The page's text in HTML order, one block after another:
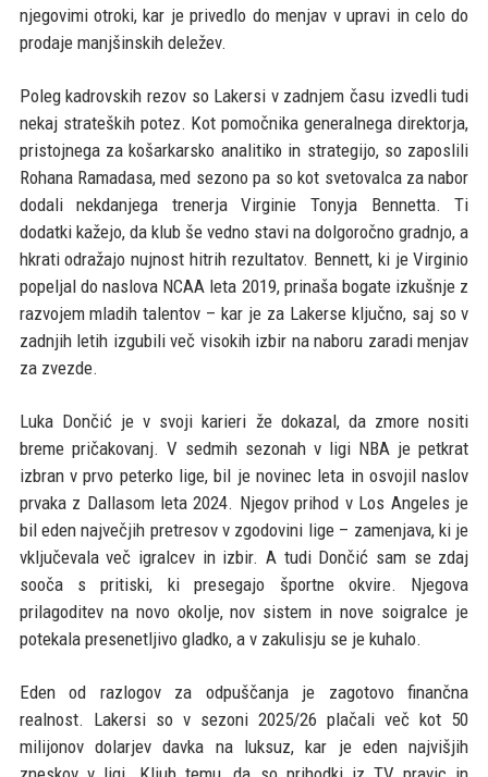
njegovimi otroki, kar je privedlo do menjav v upravi in celo do
prodaje manjšinskih deležev.
Poleg kadrovskih rezov so Lakersi v zadnjem času izvedli tudi
nekaj strateških potez. Kot pomočnika generalnega direktorja,
pristojnega za košarkarsko analitiko in strategijo, so zaposlili
Rohana Ramadasa, med sezono pa so kot svetovalca za nabor
dodali nekdanjega trenerja Virginie Tonyja Bennetta. Ti
dodatki kažejo, da klub še vedno stavi na dolgoročno gradnjo, a
hkrati odražajo nujnost hitrih rezultatov. Bennett, ki je Virginio
popeljal do naslova NCAA leta 2019, prinaša bogate izkušnje z
razvojem mladih talentov – kar je za Lakerse ključno, saj so v
zadnjih letih izgubili več visokih izbir na naboru zaradi menjav
za zvezde.
Luka Dončić je v svoji karieri že dokazal, da zmore nositi
breme pričakovanj. V sedmih sezonah v ligi NBA je petkrat
izbran v prvo peterko lige, bil je novinec leta in osvojil naslov
prvaka z Dallasom leta 2024. Njegov prihod v Los Angeles je
bil eden največjih pretresov v zgodovini lige – zamenjava, ki je
vključevala več igralcev in izbir. A tudi Dončić sam se zdaj
sooča s pritiski, ki presegajo športne okvire. Njegova
prilagoditev na novo okolje, nov sistem in nove soigralce je
potekala presenetljivo gladko, a v zakulisju se je kuhalo.
Eden od razlogov za odpuščanja je zagotovo finančna
realnost. Lakersi so v sezoni 2025/26 plačali več kot 50
milijonov dolarjev davka na luksuz, kar je eden najvišjih